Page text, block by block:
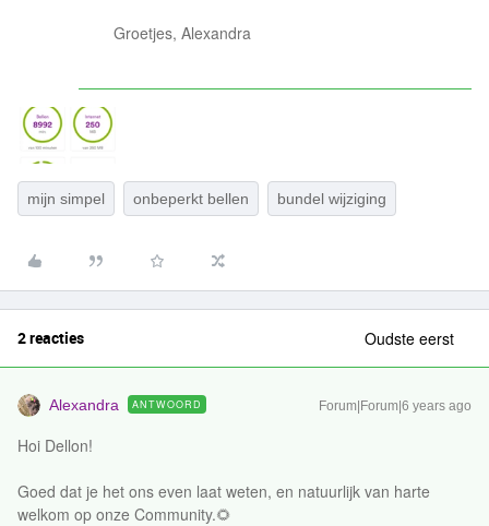
Groetjes, Alexandra
mijn simpel onbeperkt bellen bundel wijziging
2 reacties Oudste eerst
Alexandra ANTWOORD Forum|Forum|6 years ago
Hoi Dellon!
Goed dat je het ons even laat weten, en natuurlijk van harte
welkom op onze Community.🌻